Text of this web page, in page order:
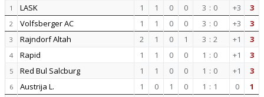
1 LASK 1 1 0 0 3 : 0 +3 3
2 Volfsberger AC 1 1 0 0 3 : 0 +3 3
3 Rajndorf Altah 2 1 0 1 3 : 2 +1 3
4 Rapid 1 1 0 0 1 : 0 +1 3
5 Red Bul Salcburg 1 1 0 0 1 : 0 +1 3
6 Austrija L. 1 0 1 0 1 : 1 0 1